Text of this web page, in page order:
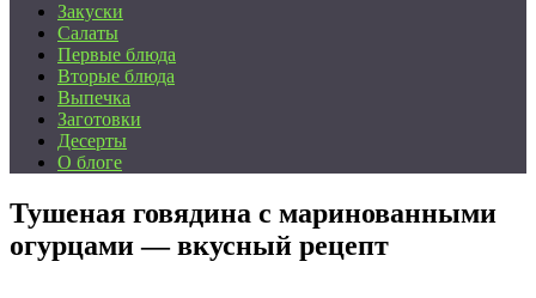
Закуски
Салаты
Первые блюда
Вторые блюда
Выпечка
Заготовки
Десерты
О блоге
Тушеная говядина с маринованными
огурцами — вкусный рецепт